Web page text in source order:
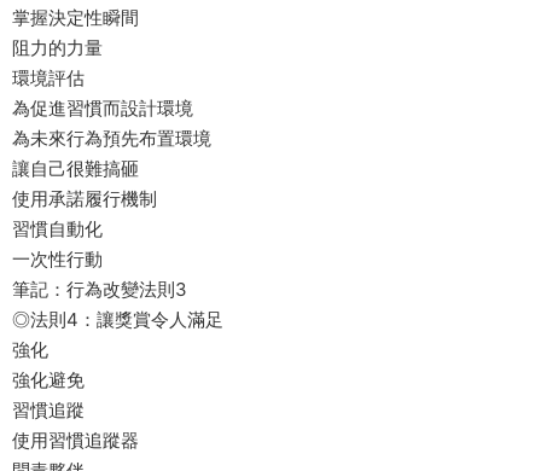
掌握決定性瞬間
阻力的力量
環境評估
為促進習慣而設計環境
為未來行為預先布置環境
讓自己很難搞砸
使用承諾履行機制
習慣自動化
一次性行動
筆記：行為改變法則3
◎法則4：讓獎賞令人滿足
強化
強化避免
習慣追蹤
使用習慣追蹤器